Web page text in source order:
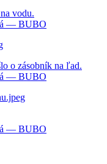
vodu.
— BUBO
o zásobník na ľad.
— BUBO
— BUBO